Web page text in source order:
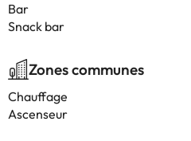
Bar
Snack bar
Zones communes
Chauffage
Ascenseur